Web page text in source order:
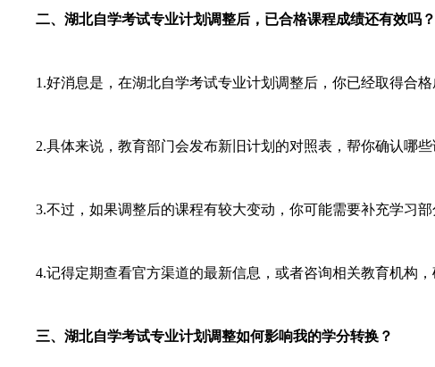
二、湖北自学考试专业计划调整后，已合格课程成绩还有效吗？
1.好消息是，在湖北自学考试专业计划调整后，你已经取得合格
2.具体来说，教育部门会发布新旧计划的对照表，帮你确认哪些
3.不过，如果调整后的课程有较大变动，你可能需要补充学习部
4.记得定期查看官方渠道的最新信息，或者咨询相关教育机构，
三、湖北自学考试专业计划调整如何影响我的学分转换？